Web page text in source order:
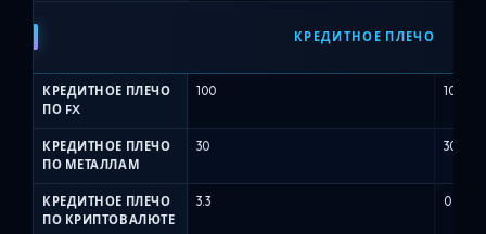
КРЕДИТНОЕ ПЛЕЧО
КРЕДИТНОЕ ПЛЕЧО
ПО FX
100 100
КРЕДИТНОЕ ПЛЕЧО
ПО МЕТАЛЛАМ
30 30
КРЕДИТНОЕ ПЛЕЧО
ПО КРИПТОВАЛЮТЕ
3.3 0